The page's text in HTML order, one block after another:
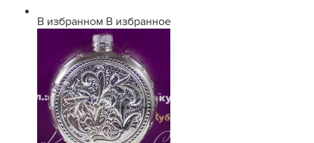
В избранном В избранное